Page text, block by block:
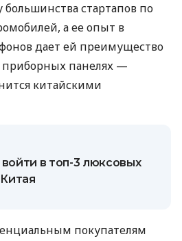
стартапов по
а ее опыт в
дает ей преимущество
приборных панелях —
китайскими
в топ-3 люксовых
покупателям